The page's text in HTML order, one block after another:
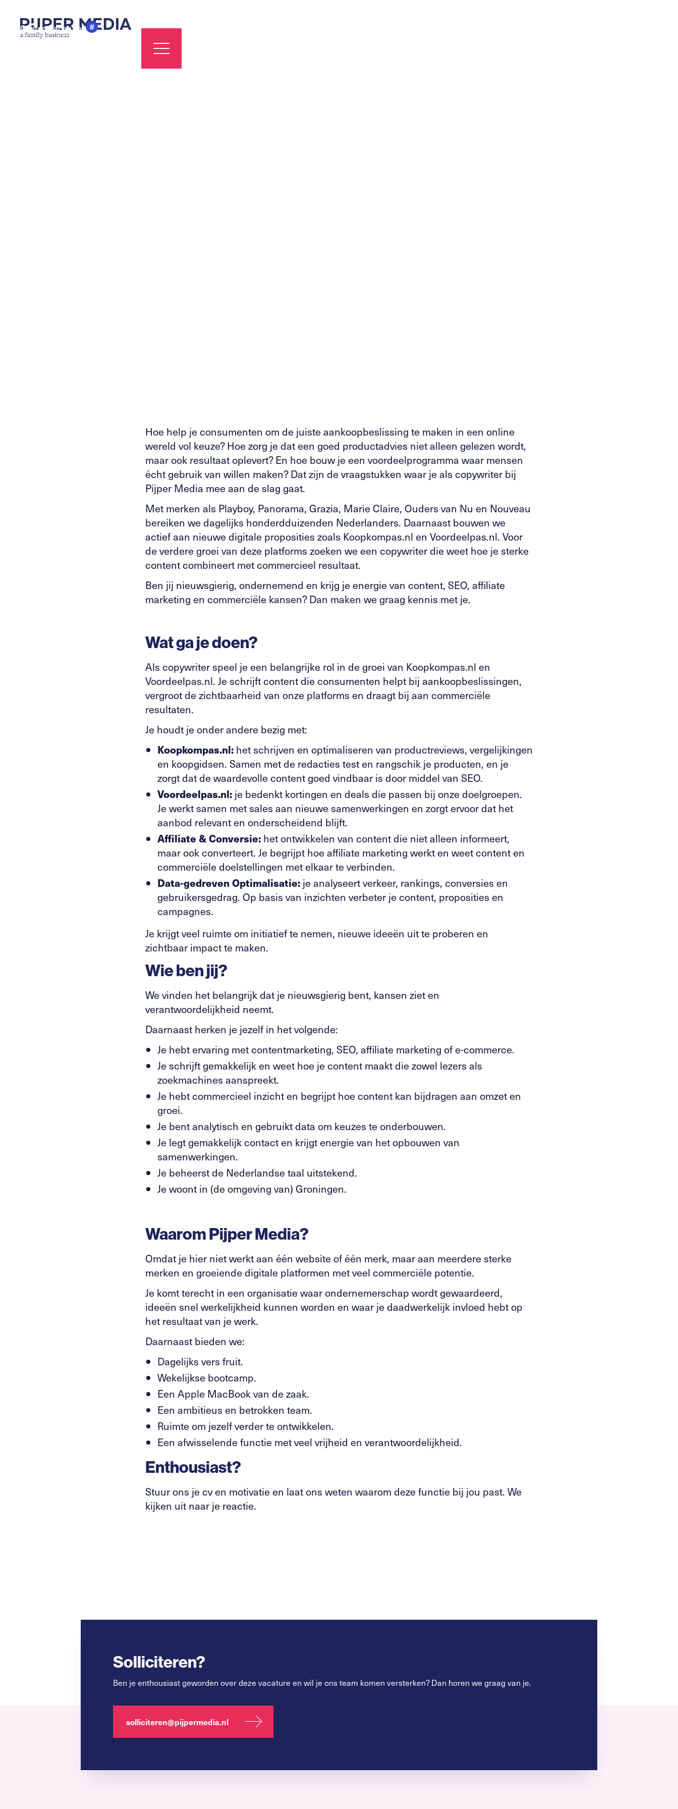
Contact #
Vacatures
Hoe help je consumenten om de juiste aankoopbeslissing te maken in een online
wereld vol keuze? Hoe zorg je dat een goed productadvies niet alleen gelezen wordt,
maar ook resultaat oplevert? En hoe bouw je een voordeelprogramma waar mensen
écht gebruik van willen maken? Dat zijn de vraagstukken waar je als copywriter bij
Pijper Media mee aan de slag gaat.
Met merken als Playboy, Panorama, Grazia, Marie Claire, Ouders van Nu en Nouveau
bereiken we dagelijks honderdduizenden Nederlanders. Daarnaast bouwen we
actief aan nieuwe digitale proposities zoals Koopkompas.nl en Voordeelpas.nl. Voor
de verdere groei van deze platforms zoeken we een copywriter die weet hoe je sterke
content combineert met commercieel resultaat.
Ben jij nieuwsgierig, ondernemend en krijg je energie van content, SEO, affiliate
marketing en commerciële kansen? Dan maken we graag kennis met je.
Wat ga je doen?
Als copywriter speel je een belangrijke rol in de groei van Koopkompas.nl en
Voordeelpas.nl. Je schrijft content die consumenten helpt bij aankoopbeslissingen,
vergroot de zichtbaarheid van onze platforms en draagt bij aan commerciële
resultaten.
Je houdt je onder andere bezig met:
Koopkompas.nl: het schrijven en optimaliseren van productreviews, vergelijkingen
en koopgidsen. Samen met de redacties test en rangschik je producten, en je
zorgt dat de waardevolle content goed vindbaar is door middel van SEO.
Voordeelpas.nl: je bedenkt kortingen en deals die passen bij onze doelgroepen.
Je werkt samen met sales aan nieuwe samenwerkingen en zorgt ervoor dat het
aanbod relevant en onderscheidend blijft.
Affiliate & Conversie: het ontwikkelen van content die niet alleen informeert,
maar ook converteert. Je begrijpt hoe affiliate marketing werkt en weet content en
commerciële doelstellingen met elkaar te verbinden.
Data-gedreven Optimalisatie: je analyseert verkeer, rankings, conversies en
gebruikersgedrag. Op basis van inzichten verbeter je content, proposities en
campagnes.
Je krijgt veel ruimte om initiatief te nemen, nieuwe ideeën uit te proberen en
zichtbaar impact te maken.
Wie ben jij?
We vinden het belangrijk dat je nieuwsgierig bent, kansen ziet en
verantwoordelijkheid neemt.
Daarnaast herken je jezelf in het volgende:
Je hebt ervaring met contentmarketing, SEO, affiliate marketing of e-commerce.
Je schrijft gemakkelijk en weet hoe je content maakt die zowel lezers als
zoekmachines aanspreekt.
Je hebt commercieel inzicht en begrijpt hoe content kan bijdragen aan omzet en
groei.
Je bent analytisch en gebruikt data om keuzes te onderbouwen.
Je legt gemakkelijk contact en krijgt energie van het opbouwen van
samenwerkingen.
Je beheerst de Nederlandse taal uitstekend.
Je woont in (de omgeving van) Groningen.
Waarom Pijper Media?
Omdat je hier niet werkt aan één website of één merk, maar aan meerdere sterke
merken en groeiende digitale platformen met veel commerciële potentie.
Je komt terecht in een organisatie waar ondernemerschap wordt gewaardeerd,
ideeën snel werkelijkheid kunnen worden en waar je daadwerkelijk invloed hebt op
het resultaat van je werk.
Daarnaast bieden we:
Dagelijks vers fruit.
Wekelijkse bootcamp.
Een Apple MacBook van de zaak.
Een ambitieus en betrokken team.
Ruimte om jezelf verder te ontwikkelen.
Een afwisselende functie met veel vrijheid en verantwoordelijkheid.
Enthousiast?
Stuur ons je cv en motivatie en laat ons weten waarom deze functie bij jou past. We
kijken uit naar je reactie.
Solliciteren?
Ben je enthousiast geworden over deze vacature en wil je ons team komen versterken? Dan horen we graag van je.
solliciteren@pijpermedia.nl